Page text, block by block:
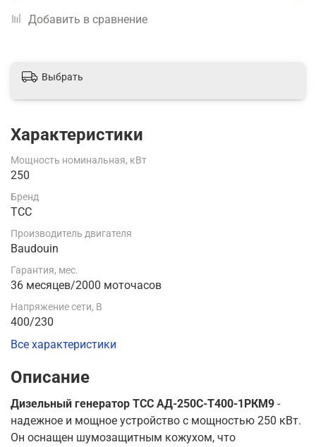
Добавить в сравнение
Выбрать
Характеристики
Мощность номинальная, кВт
250
Бренд
ТСС
Производитель двигателя
Baudouin
Гарантия, мес.
36 месяцев/2000 моточасов
Напряжение сети, В
400/230
Все характеристики
Описание
Дизельный генератор ТСС АД-250С-Т400-1РКМ9 -
надежное и мощное устройство с мощностью 250 кВт.
Он оснащен шумозащитным кожухом, что